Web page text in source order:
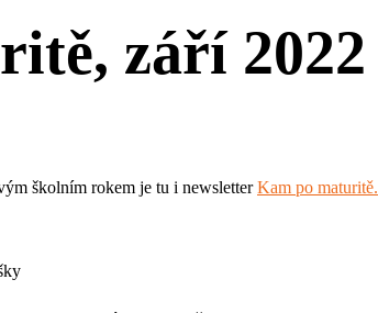
září 2022
školním rokem je tu i newsletterKam po maturitě.